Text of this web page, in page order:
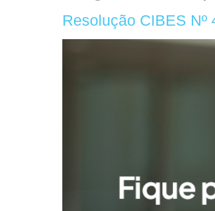
Resolução CIBES